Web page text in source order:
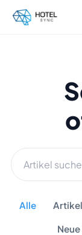
Alle Artikel